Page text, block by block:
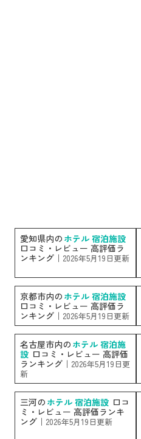
愛知県内の ホテル 宿泊施設
口コミ・レビュー 高評価ラ
ンキング｜ 2026年5月19日更新
京都市内の ホテル 宿泊施設
口コミ・レビュー 高評価ラ
ンキング｜ 2026年5月19日更新
名古屋市内の ホテル 宿泊施
設 口コミ・レビュー 高評価
ランキング｜ 2026年5月19日更
新
三河の ホテル 宿泊施設 口コ
ミ・レビュー 高評価ランキ
ング｜ 2026年5月19日更新